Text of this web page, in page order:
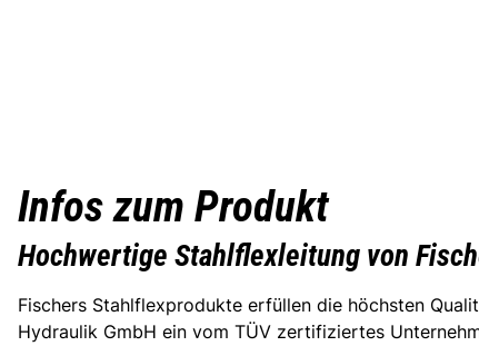
Infos zum Produkt
Hochwertige Stahlflexleitung von
Fischers Stahlflexprodukte erfüllen die höchsten
Hydraulik GmbH ein vom TÜV zertifiziertes